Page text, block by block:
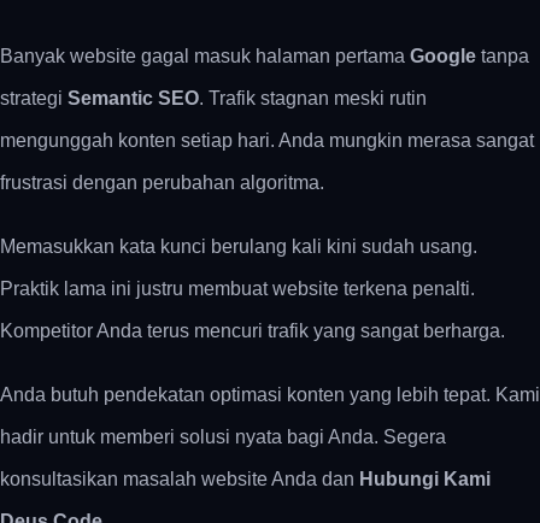
Banyak website gagal masuk halaman pertama Google tanpa
strategi Semantic SEO. Trafik stagnan meski rutin
mengunggah konten setiap hari. Anda mungkin merasa sangat
frustrasi dengan perubahan algoritma.
Memasukkan kata kunci berulang kali kini sudah usang.
Praktik lama ini justru membuat website terkena penalti.
Kompetitor Anda terus mencuri trafik yang sangat berharga.
Anda butuh pendekatan optimasi konten yang lebih tepat. Kami
hadir untuk memberi solusi nyata bagi Anda. Segera
konsultasikan masalah website Anda dan Hubungi Kami